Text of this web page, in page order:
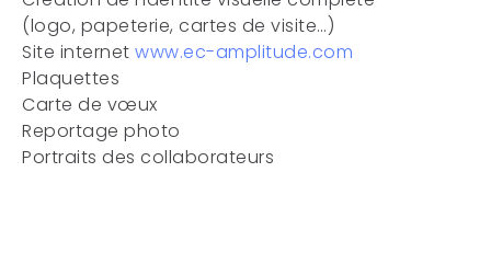
(logo, papeterie, cartes de visite…)
Site internet www.ec-amplitude.com
Plaquettes
Carte de vœux
Reportage photo
Portraits des collaborateurs